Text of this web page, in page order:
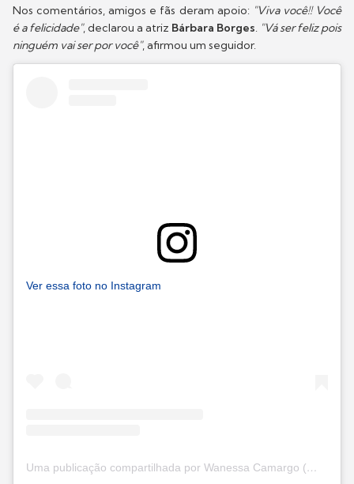
Nos comentários, amigos e fãs deram apoio: "Viva você!! Você
é a felicidade", declarou a atriz Bárbara Borges. "Vá ser feliz pois
ninguém vai ser por você", afirmou um seguidor.
Ver essa foto no Instagram
Uma publicação compartilhada por Wanessa Camargo (@wanessa)